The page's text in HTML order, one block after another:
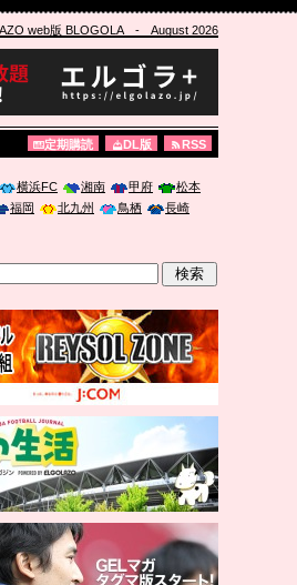
web版 BLOGOLA- August 2026
定期購読 DL版 RSS
横浜FC 湘南 甲府
松本
福岡 北九州 鳥栖
長崎